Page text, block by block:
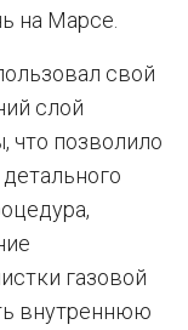
на Марсе.
свой
слой
что позволило
газовой
внутреннюю